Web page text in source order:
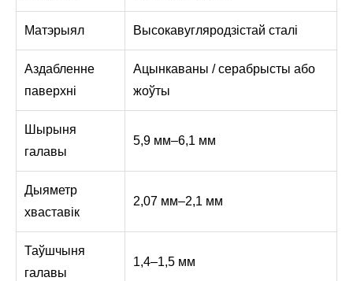
Матэрыял Высокавугляродзістай сталі
Аздабленне
паверхні
Ацынкаваны / серабрысты або
жоўты
Шырыня
галавы
5,9 мм–6,1 мм
Дыяметр
хваставік
2,07 мм–2,1 мм
Таўшчыня
галавы
1,4–1,5 мм